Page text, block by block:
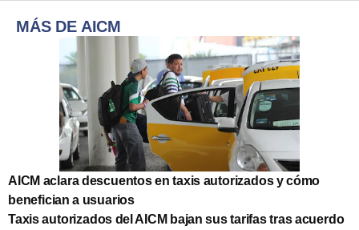
MÁS DE AICM
AICM aclara descuentos en taxis autorizados y cómo
benefician a usuarios
Taxis autorizados del AICM bajan sus tarifas tras acuerdo